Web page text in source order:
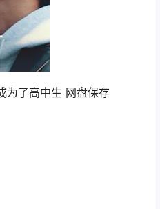
为了高中生 网盘保存